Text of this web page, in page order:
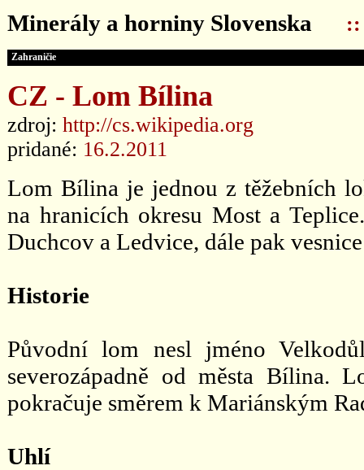
Minerály a horniny Slovenska ::
Zahraničie
CZ - Lom Bílina
zdroj: http://cs.wikipedia.org
pridané: 16.2.2011
Lom Bílina je jednou z těžebních
na hranicích okresu Most a
Duchcov a Ledvice, dále pak
Historie
Původní lom nesl jméno
severozápadně od města Bílina.
pokračuje směrem k Mariánským
Uhlí